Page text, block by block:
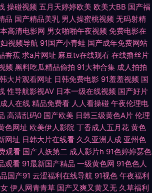
av 黄色天堂网 蜜臀人妻系列 日本性爱中文字幕 五
站 超碰少妇自拍 海角社区少妇 蜜桃麻豆久久 日韩
密桃视频 超碰在线中文字幕 国产日韩欧美足交 日本
avtt五月香 成人性交影院 韩国欧美色图 老司机日日
月天精品导航 97豆花 国产精品群交 久久伊人在线视
站 最新AV www91激情 国产微拍 老司机av影院 人
区网站 超碰日本色 韩国三级大片 伦理片儿 日本久
娱乐 www性福导航 国产黄页 久草主页 欧美性爱变
操碰视频 五月天婷婷欧美 欧美大BB 国产福
品 国产精品美乳 男人操蜜桃视频 无码射精
高清电影网 男女啪啪午夜视频 免费电影在
视频导航 91国产小青蛙 国产成年免费网站
香蕉 求a片网址 麻豆tv在线观看 在线撸丝片
频 黑料吃瓜精品偷拍 91大神合集 成人拍拍
大片观看网址 日韩免费电影 91羞羞视频 国
性导航影视AV 日本一级在线视频 国产好片
人在线 精品免费看 人人看操碰 午夜伦理电
高清乱码0 国产欧美 日韩三级黄色A片 伦理
色网址 欧美伊人影院 丁香成人五月花 黄色
网址 日韩大片在线看 久久亚洲人成 亚州色
观看 国产人妖第二 成人影片h 91色婷婷瑟色
观看 91最新国产精品 一级黄色网 91色色人
国产91 云涩福利在线导航 91视色 午夜福利
伊人网青青草 国产又爽又黄又无 久草福利